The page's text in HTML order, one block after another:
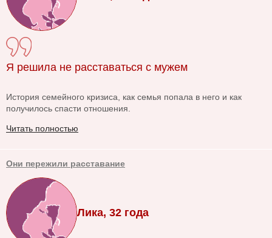
Я решила не расставаться с мужем
История семейного кризиса, как семья попала в него и как
получилось спасти отношения.
Читать полностью
Они пережили расставание
Лика, 32 года